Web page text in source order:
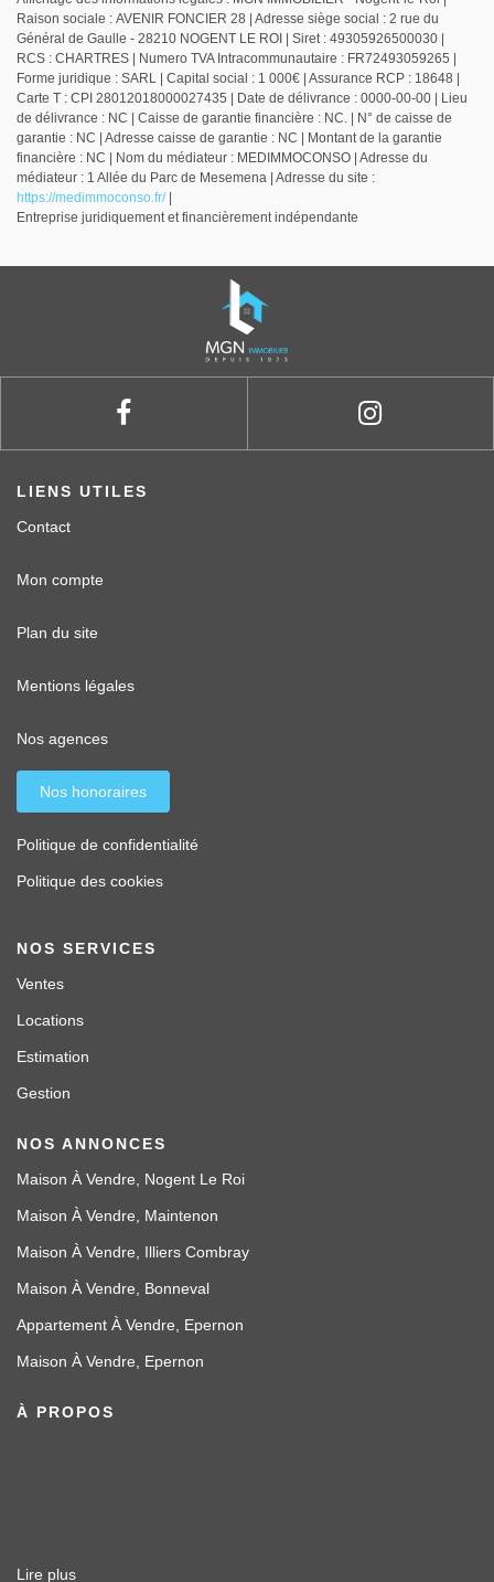
Raison sociale : AVENIR FONCIER 28 | Adresse siège social : 2 rue du
Général de Gaulle - 28210 NOGENT LE ROI | Siret : 49305926500030 |
RCS : CHARTRES | Numero TVA Intracommunautaire : FR72493059265 |
Forme juridique : SARL | Capital social : 1 000€ | Assurance RCP : 18648 |
Carte T : CPI 28012018000027435 | Date de délivrance : 0000-00-00 | Lieu
de délivrance : NC | Caisse de garantie financière : NC. | N° de caisse de
garantie : NC | Adresse caisse de garantie : NC | Montant de la garantie
financière : NC | Nom du médiateur : MEDIMMOCONSO | Adresse du
médiateur : 1 Allée du Parc de Mesemena | Adresse du site :
https://medimmoconso.fr/|
Entreprise juridiquement et financièrement indépendante
LIENS UTILES
Contact
Mon compte
Plan du site
Mentions légales
Nos agences
Nos honoraires
Politique de confidentialité
Politique des cookies
NOS SERVICES
Ventes
Locations
Estimation
Gestion
NOS ANNONCES
Maison À Vendre, Nogent Le Roi
Maison À Vendre, Maintenon
Maison À Vendre, Illiers Combray
Maison À Vendre, Bonneval
Appartement À Vendre, Epernon
Maison À Vendre, Epernon
À PROPOS
Lire plus